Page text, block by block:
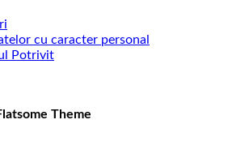
cu caracter personal
Potrivit
Theme